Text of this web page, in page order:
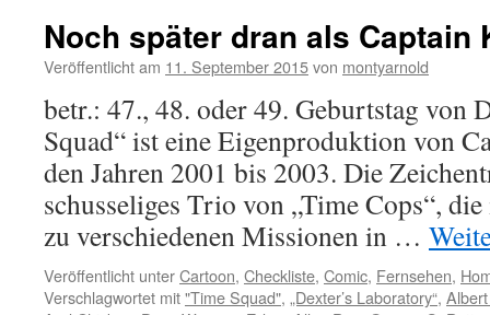
Noch später dran als Captain
Veröffentlicht am 11. September 2015von montyarnold
betr.: 47., 48. oder 49. Geburtstag von
Squad“ ist eine Eigenproduktion von
den Jahren 2001 bis 2003. Die
schusseliges Trio von „Time Cops“,
zu verschiedenen Missionen in …
Veröffentlicht unterCartoon, Checkliste, Comic, Fernsehen,
Verschlagwortet mit"Time Squad", „Dexter’s Laboratory“,